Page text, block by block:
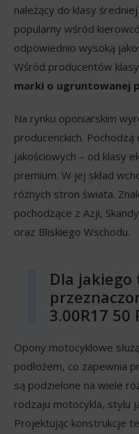
należący do klasy
popularny wśród
odpowiednio wysoką
Wśród producentów
marki o ugruntowanej
Na rynku oponiarskim
producenckich.
jakościowych – od klasy
premium. W jej skład
różnych stron świata.
pochodzące z Azji,
oraz Bliskiego Wschodu.
Dla
3.00R17 50
Opony motocyklowe
podłożem, co zapewnia
są podzielone na wiele
rodzaju motocykla, stylu
Projektując konstrukcje